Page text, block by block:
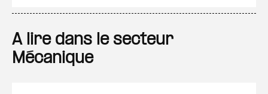
A lire dans le secteur
Mécanique